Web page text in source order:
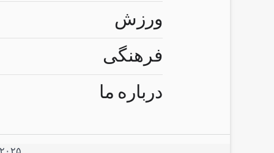
ورزش
فرهنگی
درباره ما